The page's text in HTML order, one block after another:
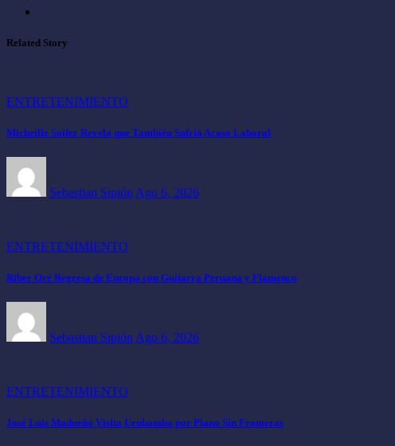
Related Story
ENTRETENIMIENTO
Micheille Soifer Revela que También Sufrió Acoso Laboral
Sebastian Sipión Ago 6, 2026
ENTRETENIMIENTO
Riber Oré Regresa de Europa con Guitarra Peruana y Flamenco
Sebastian Sipión Ago 6, 2026
ENTRETENIMIENTO
José Luis Madueño Visita Urubamba por Piano Sin Fronteras